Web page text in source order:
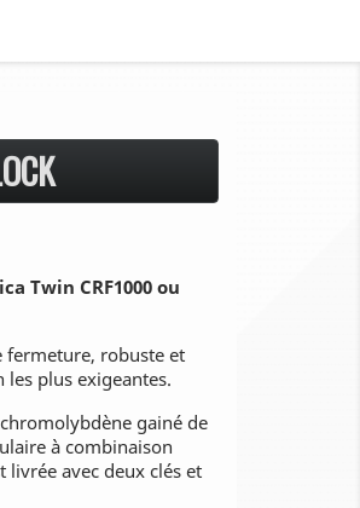
Twin CRF1000 ou
fermeture, robuste et
plus exigeantes.
gainé de
à combinaison
livrée avec deux clés et